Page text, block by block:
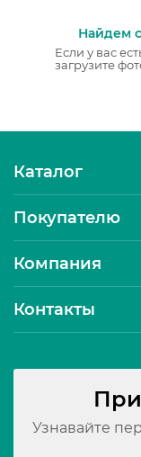
Найдем
Если у вас
загрузите
Каталог
Покупателю
Компания
Контакты
Узнавайте